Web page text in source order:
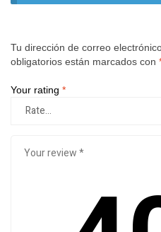
Tu dirección de correo
obligatorios están marcados con
Your rating *